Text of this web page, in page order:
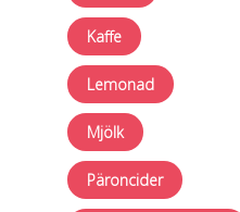
Kaffe
Lemonad
Mjölk
Päroncider